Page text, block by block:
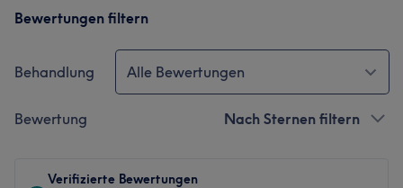
Bewertungen filtern
Behandlung Alle Bewertungen
Bewertung Nach Sternen filtern
Verifizierte Bewertungen